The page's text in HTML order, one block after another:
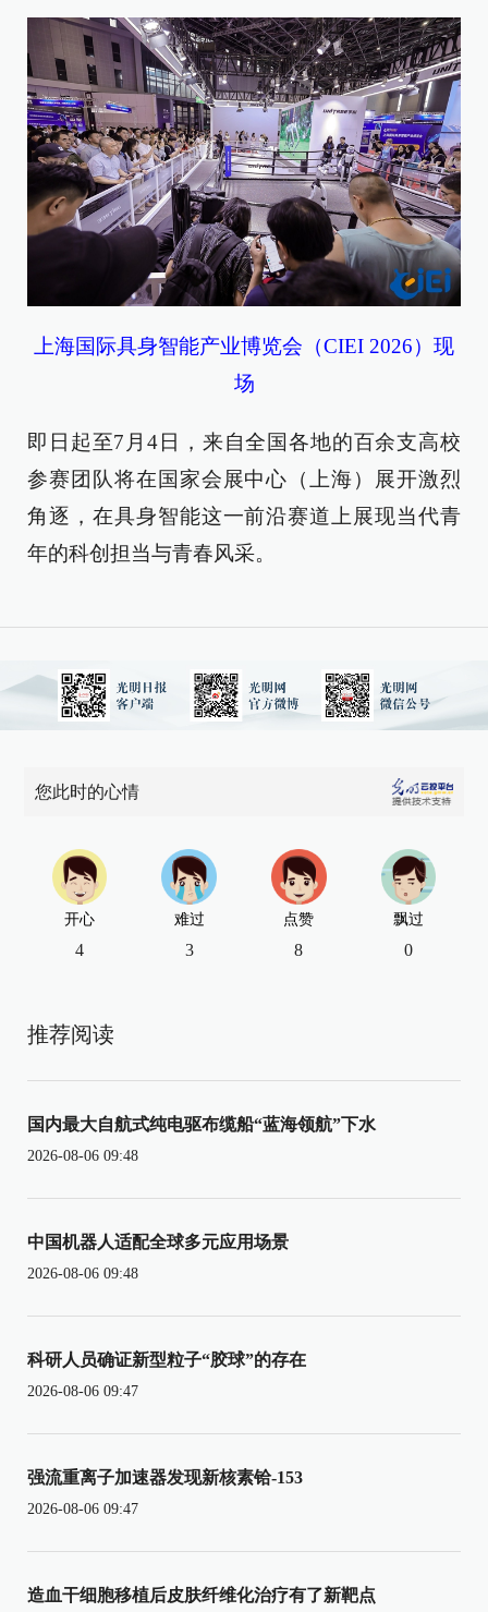
上海国际具身智能产业博览会（CIEI 2026）现
场
即日起至7月4日，来自全国各地的百余支高校
参赛团队将在国家会展中心（上海）展开激烈
角逐，在具身智能这一前沿赛道上展现当代青
年的科创担当与青春风采。
您此时的心情
开心
4
难过
3
点赞
8
飘过
0
推荐阅读
国内最大自航式纯电驱布缆船“蓝海领航”下水
2026-08-06 09:48
中国机器人适配全球多元应用场景
2026-08-06 09:48
科研人员确证新型粒子“胶球”的存在
2026-08-06 09:47
强流重离子加速器发现新核素铪-153
2026-08-06 09:47
造血干细胞移植后皮肤纤维化治疗有了新靶点